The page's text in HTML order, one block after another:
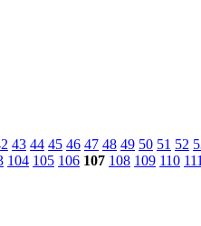
43 44 45 46 47 48 49 50 51 52
104 105 106 107 108 109 110 111